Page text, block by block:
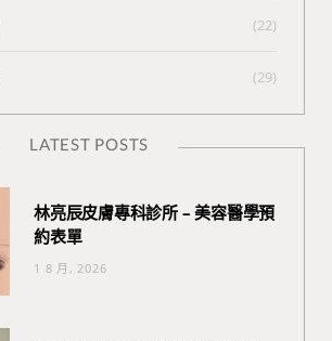
(22)
(29)
LATEST POSTS
林亮辰皮膚專科診所 – 美容醫學預
約表單
1 8 月, 2026